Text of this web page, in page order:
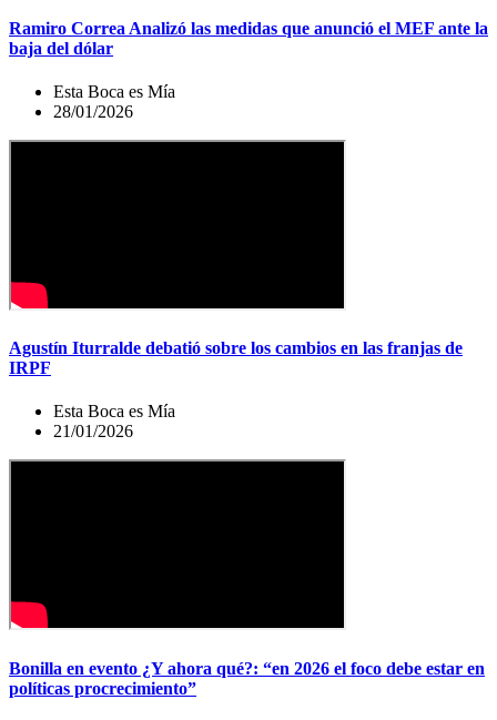
Ramiro Correa Analizó las medidas que anunció el MEF ante la
baja del dólar
Esta Boca es Mía
28/01/2026
Agustín Iturralde debatió sobre los cambios en las franjas de
IRPF
Esta Boca es Mía
21/01/2026
Bonilla en evento ¿Y ahora qué?: “en 2026 el foco debe estar en
políticas procrecimiento”